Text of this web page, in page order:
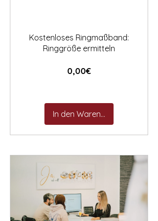
Kostenloses Ringmaßband:
Ringgröße ermitteln
0,00€Preis
In den Warenkorb